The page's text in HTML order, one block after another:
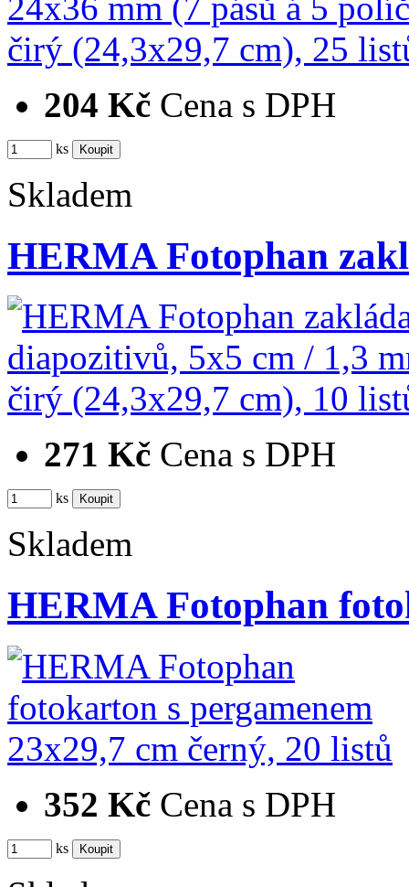
204 Kč Cena s DPH
ks
Skladem
HERMA Fotophan
271 Kč Cena s DPH
ks
Skladem
HERMA Fotophan
352 Kč Cena s DPH
ks